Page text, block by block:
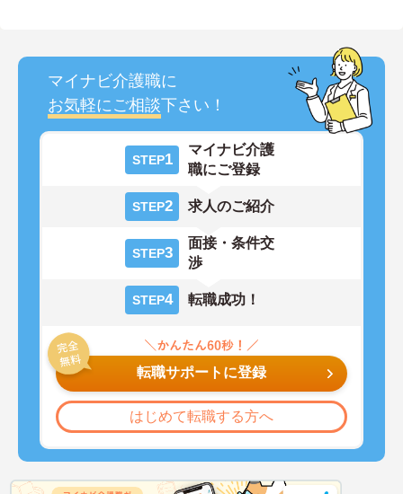
マイナビ介護職に
お気軽にご相談下さい！
STEP1
マイナビ介護
職にご登録
STEP2 求人のご紹介
STEP3
面接・条件交
渉
STEP4 転職成功！
転職サポートに登録
はじめて転職する方へ